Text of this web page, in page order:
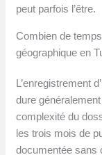
peut parfois l’être.
Combien de
géographique en
L’enregistrement
dure
complexité du
les trois mois de
documentée sans